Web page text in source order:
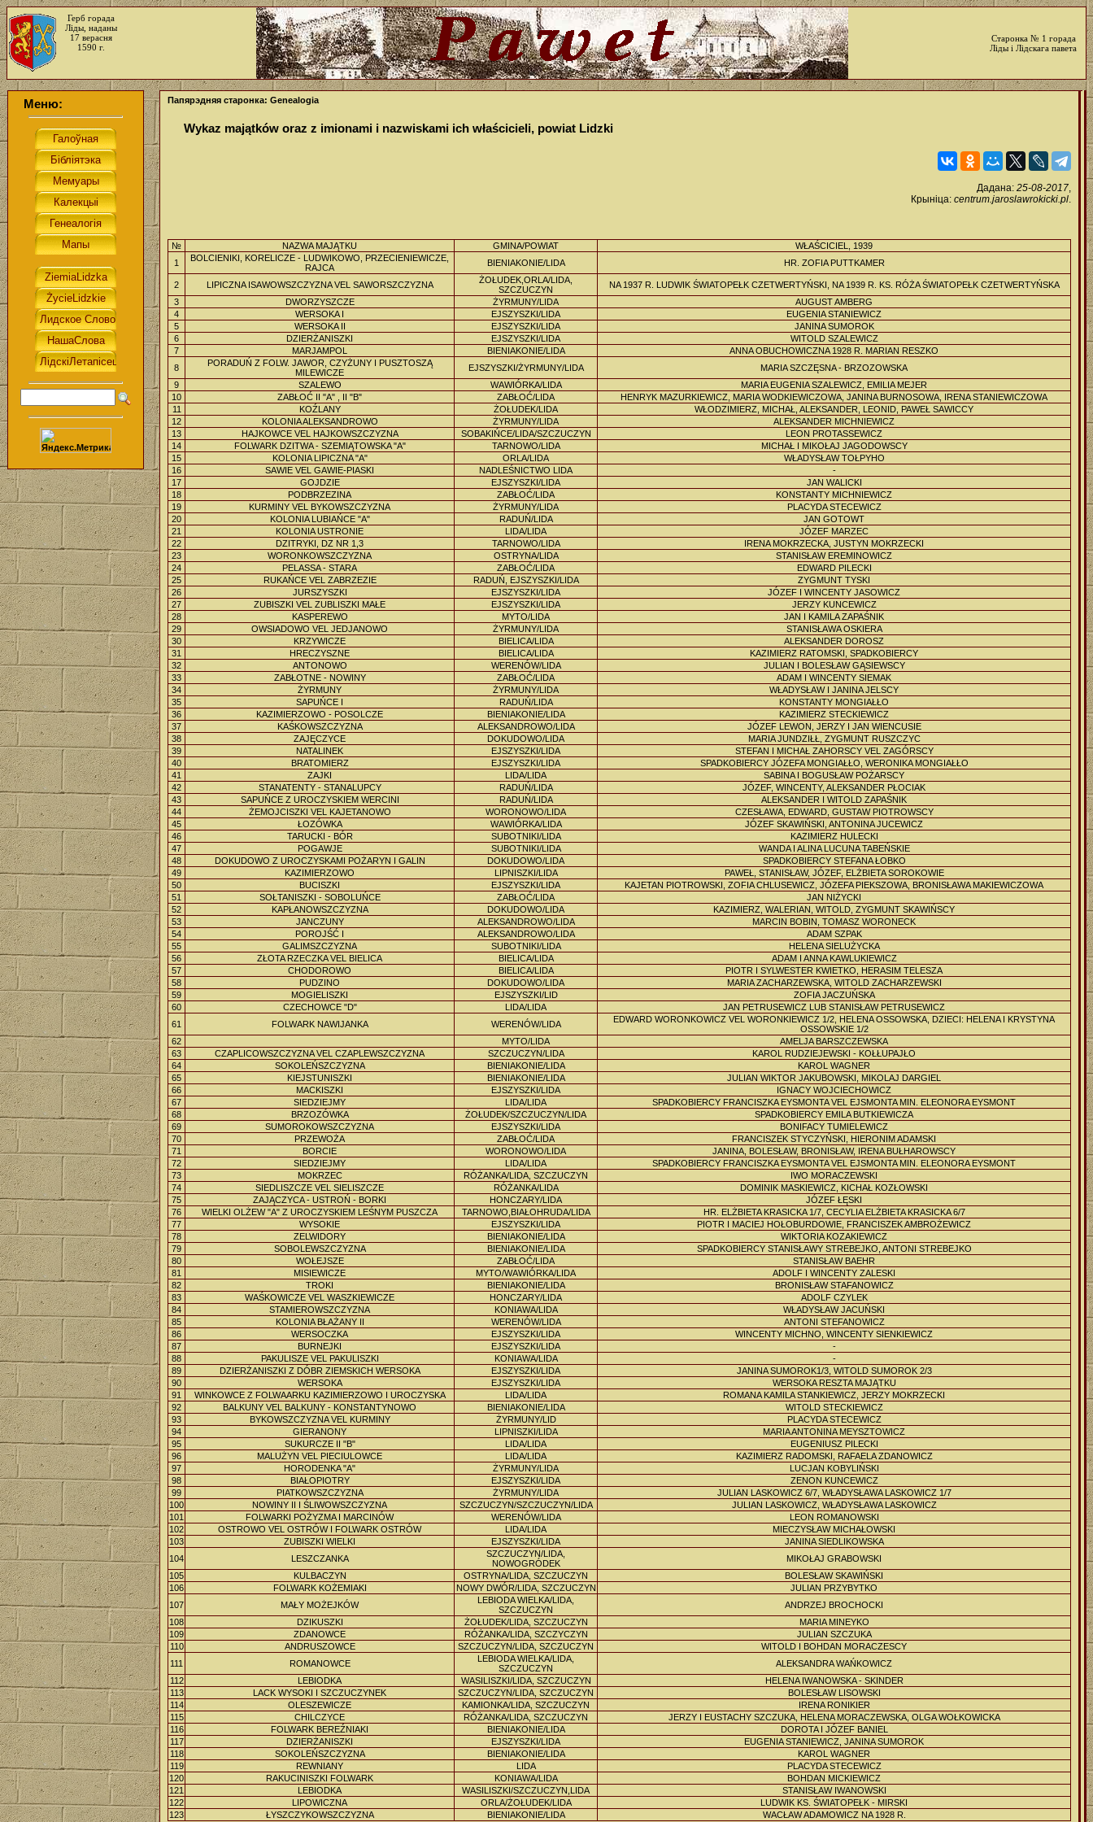
Герб горада
Ліды, наданы
17 верасня
1590 г.
Старонка № 1 горада
Ліды і Лідскага павета
Меню: Папярэдняя старонка: Genealogia
Wykaz majątków oraz z imionami i nazwiskami ich właścicieli, powiat Lidzki
Дадана: 25-08-2017,
Крыніца: centrum.jaroslawrokicki.pl.
№ NAZWA MAJĄTKU GMINA/POWIAT
WŁAŚCICIEL, 1939
1
BOLCIENIKI, KORELICZE - LUDWIKOWO, PRZECIENIEWICZE,
RAJCA
BIENIAKONIE/LIDA HR. ZOFIA PUTTKAMER
2 LIPICZNA ISAWOWSZCZYZNA VEL SAWORSZCZYZNA
ŻOŁUDEK,ORLA/LIDA,
SZCZUCZYN
NA 1937 R. LUDWIK ŚWIATOPEŁK CZETWERTYŃSKI, NA 1939 R. KS. RÓŻA ŚWIATOPEŁK CZETWERTYŃSKA
3
DWORZYSZCZE ŻYRMUNY/LIDA
AUGUST AMBERG
4
WERSOKA I EJSZYSZKI/LIDA
EUGENIA STANIEWICZ
5
WERSOKA II EJSZYSZKI/LIDA
JANINA SUMOROK
6
DZIERŻANISZKI EJSZYSZKI/LIDA
WITOLD SZALEWICZ
7
MARJAMPOL BIENIAKONIE/LIDA
ANNA OBUCHOWICZNA 1928 R. MARIAN RESZKO
8
PORADUŃ Z FOLW. JAWOR, CZYŻUNY I PUSZTOSZĄ
MILEWICZE
EJSZYSZKI/ŻYRMUNY/LIDA
MARIA SZCZĘSNA - BRZOZOWSKA
9
SZALEWO WAWIÓRKA/LIDA
MARIA EUGENIA SZALEWICZ, EMILIA MEJER
10
ZABŁOĆ II "A" , II "B" ZABŁOĆ/LIDA
HENRYK MAZURKIEWICZ, MARIA WODKIEWICZOWA, JANINA BURNOSOWA, IRENA STANIEWICZOWA
11
KOŹLANY ŻOŁUDEK/LIDA
WŁODZIMIERZ, MICHAŁ, ALEKSANDER, LEONID, PAWEŁ SAWICCY
12
KOLONIA ALEKSANDROWO ŻYRMUNY/LIDA
ALEKSANDER MICHNIEWICZ
13
HAJKOWCE VEL HAJKOWSZCZYZNA SOBAKIŃCE/LIDA/SZCZUCZYN
LEON PROTASSEWICZ
14
FOLWARK DZITWA - SZEMIĄTOWSKA "A" TARNOWO/LIDA
MICHAŁ I MIKOŁAJ JAGODOWSCY
15
KOLONIA LIPICZNA "A" ORLA/LIDA
WŁADYSŁAW TOŁPYHO
16
SAWIE VEL GAWIE-PIASKI NADLEŚNICTWO LIDA
-
17
GOJDZIE EJSZYSZKI/LIDA
JAN WALICKI
18
PODBRZEZINA ZABŁOĆ/LIDA
KONSTANTY MICHNIEWICZ
19
KURMINY VEL BYKOWSZCZYZNA ŻYRMUNY/LIDA
PLACYDA STECEWICZ
20
KOLONIA LUBIAŃCE "A" RADUŃ/LIDA
JAN GOTOWT
21
KOLONIA USTRONIE LIDA/LIDA
JÓZEF MARZEC
22
DZITRYKI, DZ NR 1,3 TARNOWO/LIDA
IRENA MOKRZECKA, JUSTYN MOKRZECKI
23
WORONKOWSZCZYZNA OSTRYNA/LIDA
STANISŁAW EREMINOWICZ
24
PELASSA - STARA ZABŁOĆ/LIDA
EDWARD PILECKI
25
RUKAŃCE VEL ZABRZEZIE RADUŃ, EJSZYSZKI/LIDA
ZYGMUNT TYSKI
26
JURSZYSZKI EJSZYSZKI/LIDA
JÓZEF I WINCENTY JASOWICZ
27
ZUBISZKI VEL ZUBLISZKI MAŁE EJSZYSZKI/LIDA
JERZY KUNCEWICZ
28
KASPEREWO MYTO/LIDA
JAN I KAMILA ZAPAŚNIK
29
OWSIADOWO VEL JEDJANOWO ŻYRMUNY/LIDA
STANISŁAWA OSKIERA
30
KRZYWICZE BIELICA/LIDA
ALEKSANDER DOROSZ
31
HRECZYSZNE BIELICA/LIDA
KAZIMIERZ RATOMSKI, SPADKOBIERCY
32
ANTONOWO WERENÓW/LIDA
JULIAN I BOLESŁAW GĄSIEWSCY
33
ZABŁOTNE - NOWINY ZABŁOĆ/LIDA
ADAM I WINCENTY SIEMAK
34
ŻYRMUNY ŻYRMUNY/LIDA
WŁADYSŁAW I JANINA JELSCY
35
SAPUŃCE I RADUŃ/LIDA
KONSTANTY MONGIAŁŁO
36
KAZIMIERZOWO - POSOLCZE BIENIAKONIE/LIDA
KAZIMIERZ STECKIEWICZ
37
KAŚKOWSZCZYZNA ALEKSANDROWO/LIDA
JÓZEF LEWON, JERZY I JAN WIENCUSIE
38
ZAJĘCZYCE DOKUDOWO/LIDA
MARIA JUNDZIŁŁ, ZYGMUNT RUSZCZYC
39
NATALINEK EJSZYSZKI/LIDA
STEFAN I MICHAŁ ZAHORSCY VEL ZAGÓRSCY
40
BRATOMIERZ EJSZYSZKI/LIDA
SPADKOBIERCY JÓZEFA MONGIAŁŁO, WERONIKA MONGIAŁŁO
41
ZAJKI LIDA/LIDA
SABINA I BOGUSŁAW POŻARSCY
42
STANATENTY - STANALUPCY RADUŃ/LIDA
JÓZEF, WINCENTY, ALEKSANDER PŁOCIAK
43
SAPUŃCE Z UROCZYSKIEM WERCINI RADUŃ/LIDA
ALEKSANDER I WITOLD ZAPAŚNIK
44
ŻEMOJCISZKI VEL KAJETANOWO WORONOWO/LIDA
CZESŁAWA, EDWARD, GUSTAW PIOTROWSCY
45
ŁOZÓWKA WAWIÓRKA/LIDA
JÓZEF SKAWIŃSKI, ANTONINA JUCEWICZ
46
TARUCKI - BÓR SUBOTNIKI/LIDA
KAZIMIERZ HULECKI
47
POGAWJE SUBOTNIKI/LIDA
WANDA I ALINA LUCUNA TABEŃSKIE
48
DOKUDOWO Z UROCZYSKAMI POŻARYN I GALIN DOKUDOWO/LIDA
SPADKOBIERCY STEFANA ŁOBKO
49
KAZIMIERZOWO LIPNISZKI/LIDA
PAWEŁ, STANISŁAW, JÓZEF, ELŻBIETA SOROKOWIE
50
BUCISZKI EJSZYSZKI/LIDA
KAJETAN PIOTROWSKI, ZOFIA CHLUSEWICZ, JÓZEFA PIEKSZOWA, BRONISŁAWA MAKIEWICZOWA
51
SOŁTANISZKI - SOBOLUŃCE ZABŁOĆ/LIDA
JAN NIŻYCKI
52
KAPŁANOWSZCZYZNA DOKUDOWO/LIDA
KAZIMIERZ, WALERIAN, WITOLD, ZYGMUNT SKAWIŃSCY
53
JANCZUNY ALEKSANDROWO/LIDA
MARCIN BOBIN, TOMASZ WORONECK
54
POROJŚĆ I ALEKSANDROWO/LIDA
ADAM SZPAK
55
GALIMSZCZYZNA SUBOTNIKI/LIDA
HELENA SIELUŻYCKA
56
ZŁOTA RZECZKA VEL BIELICA BIELICA/LIDA
ADAM I ANNA KAWLUKIEWICZ
57
CHODOROWO BIELICA/LIDA
PIOTR I SYLWESTER KWIETKO, HERASIM TELESZA
58
PUDZINO DOKUDOWO/LIDA
MARIA ZACHARZEWSKA, WITOLD ZACHARZEWSKI
59
MOGIELISZKI EJSZYSZKI/LID
ZOFIA JACZUŃSKA
60
CZECHOWCE "D" LIDA/LIDA
JAN PETRUSEWICZ LUB STANISŁAW PETRUSEWICZ
61
FOLWARK NAWIJANKA WERENÓW/LIDA
EDWARD WORONKOWICZ VEL WORONKIEWICZ 1/2, HELENA OSSOWSKA, DZIECI: HELENA I KRYSTYNA
OSSOWSKIE 1/2
62
MYTO/LIDA
AMELJA BARSZCZEWSKA
63
CZAPLICOWSZCZYZNA VEL CZAPLEWSZCZYZNA SZCZUCZYN/LIDA
KAROL RUDZIEJEWSKI - KOŁŁUPAJŁO
64
SOKOLEŃSZCZYZNA BIENIAKONIE/LIDA
KAROL WAGNER
65
KIEJSTUNISZKI BIENIAKONIE/LIDA
JULIAN WIKTOR JAKUBOWSKI, MIKOLAJ DARGIEL
66
MACKISZKI EJSZYSZKI/LIDA
IGNACY WOJCIECHOWICZ
67
SIEDZIEJMY LIDA/LIDA
SPADKOBIERCY FRANCISZKA EYSMONTA VEL EJSMONTA MIN. ELEONORA EYSMONT
68
BRZOZÓWKA ŻOŁUDEK/SZCZUCZYN/LIDA
SPADKOBIERCY EMILA BUTKIEWICZA
69
SUMOROKOWSZCZYZNA EJSZYSZKI/LIDA
BONIFACY TUMIELEWICZ
70
PRZEWOŻA ZABŁOĆ/LIDA
FRANCISZEK STYCZYŃSKI, HIERONIM ADAMSKI
71
BORCIE WORONOWO/LIDA
JANINA, BOLESŁAW, BRONISŁAW, IRENA BUŁHAROWSCY
72
SIEDZIEJMY LIDA/LIDA
SPADKOBIERCY FRANCISZKA EYSMONTA VEL EJSMONTA MIN. ELEONORA EYSMONT
73
MOKRZEC RÓŻANKA/LIDA, SZCZUCZYN
IWO MORACZEWSKI
74
SIEDLISZCZE VEL SIELISZCZE RÓŻANKA/LIDA
DOMINIK MASKIEWICZ, KICHAŁ KOZŁOWSKI
75
ZAJĄCZYCA - USTROŃ - BORKI HONCZARY/LIDA
JÓZEF ŁĘSKI
76
WIELKI OLŻEW "A" Z UROCZYSKIEM LEŚNYM PUSZCZA TARNOWO,BIAŁOHRUDA/LIDA
HR. ELŻBIETA KRASICKA 1/7, CECYLIA ELŻBIETA KRASICKA 6/7
77
WYSOKIE EJSZYSZKI/LIDA
PIOTR I MACIEJ HOŁOBURDOWIE, FRANCISZEK AMBROŻEWICZ
78
ZELWIDORY BIENIAKONIE/LIDA
WIKTORIA KOZAKIEWICZ
79
SOBOLEWSZCZYZNA BIENIAKONIE/LIDA
SPADKOBIERCY STANISŁAWY STREBEJKO, ANTONI STREBEJKO
80
WOŁEJSZE ZABŁOĆ/LIDA
STANISŁAW BAEHR
81
MISIEWICZE MYTO/WAWIÓRKA/LIDA
ADOLF I WINCENTY ZALESKI
82
TROKI BIENIAKONIE/LIDA
BRONISŁAW STAFANOWICZ
83
WAŚKOWICZE VEL WASZKIEWICZE HONCZARY/LIDA
ADOLF CZYLEK
84
STAMIEROWSZCZYZNA KONIAWA/LIDA
WŁADYSŁAW JACUŃSKI
85
KOLONIA BŁAŻANY II WERENÓW/LIDA
ANTONI STEFANOWICZ
86
WERSOCZKA EJSZYSZKI/LIDA
WINCENTY MICHNO, WINCENTY SIENKIEWICZ
87
BURNEJKI EJSZYSZKI/LIDA
-
88
PAKULISZE VEL PAKULISZKI KONIAWA/LIDA
-
89
DZIERŻANISZKI Z DÓBR ZIEMSKICH WERSOKA EJSZYSZKI/LIDA
JANINA SUMOROK1/3, WITOLD SUMOROK 2/3
90
WERSOKA EJSZYSZKI/LIDA
WERSOKA RESZTA MAJĄTKU
91
WINKOWCE Z FOLWAARKU KAZIMIERZOWO I UROCZYSKA LIDA/LIDA
ROMANA KAMILA STANKIEWICZ, JERZY MOKRZECKI
92
BALKUNY VEL BALKUNY - KONSTANTYNOWO BIENIAKONIE/LIDA
WITOLD STECKIEWICZ
93
BYKOWSZCZYZNA VEL KURMINY ŻYRMUNY/LID
PLACYDA STECEWICZ
94
GIERANONY LIPNISZKI/LIDA
MARIA ANTONINA MEYSZTOWICZ
95
SUKURCZE II "B" LIDA/LIDA
EUGENIUSZ PILECKI
96
MALUŻYN VEL PIECIULOWCE LIDA/LIDA
KAZIMIERZ RADOMSKI, RAFAELA ZDANOWICZ
97
HORODENKA "A" ŻYRMUNY/LIDA
LUCJAN KOBYLIŃSKI
98
BIAŁOPIOTRY EJSZYSZKI/LIDA
ZENON KUNCEWICZ
99
PIATKOWSZCZYZNA ŻYRMUNY/LIDA
JULIAN LASKOWICZ 6/7, WŁADYSŁAWA LASKOWICZ 1/7
100
NOWINY II I ŚLIWOWSZCZYZNA SZCZUCZYN/SZCZUCZYN/LIDA
JULIAN LASKOWICZ, WŁADYSŁAWA LASKOWICZ
101
FOLWARKI POŻYZMA I MARCINÓW WERENÓW/LIDA
LEON ROMANOWSKI
102
OSTROWO VEL OSTRÓW I FOLWARK OSTRÓW LIDA/LIDA
MIECZYSŁAW MICHAŁOWSKI
103
ZUBISZKI WIELKI EJSZYSZKI/LIDA
JANINA SIEDLIKOWSKA
104
LESZCZANKA
SZCZUCZYN/LIDA,
NOWOGRÓDEK
MIKOŁAJ GRABOWSKI
105
KULBACZYN OSTRYNA/LIDA, SZCZUCZYN
BOLESŁAW SKAWIŃSKI
106
FOLWARK KOŻEMIAKI NOWY DWÓR/LIDA, SZCZUCZYN
JULIAN PRZYBYTKO
107
MAŁY MOŻEJKÓW
LEBIODA WIELKA/LIDA,
SZCZUCZYN
ANDRZEJ BROCHOCKI
108
DZIKUSZKI ŻOŁUDEK/LIDA, SZCZUCZYN
MARIA MINEYKO
109
ZDANOWCE RÓŻANKA/LIDA, SZCZYCZYN
JULIAN SZCZUKA
110
ANDRUSZOWCE SZCZUCZYN/LIDA, SZCZUCZYN
WITOLD I BOHDAN MORACZESCY
111
ROMANOWCE
LEBIODA WIELKA/LIDA,
SZCZUCZYN
ALEKSANDRA WAŃKOWICZ
112
LEBIODKA WASILISZKI/LIDA, SZCZUCZYN
HELENA IWANOWSKA - SKINDER
113
LACK WYSOKI I SZCZUCZYNEK SZCZUCZYN/LIDA, SZCZUCZYN
BOLESŁAW LISOWSKI
114
OLESZEWICZE KAMIONKA/LIDA, SZCZUCZYN
IRENA RONIKIER
115
CHILCZYCE RÓŻANKA/LIDA, SZCZUCZYN
JERZY I EUSTACHY SZCZUKA, HELENA MORACZEWSKA, OLGA WOŁKOWICKA
116
FOLWARK BEREŹNIAKI BIENIAKONIE/LIDA
DOROTA I JÓZEF BANIEL
117
DZIERŻANISZKI EJSZYSZKI/LIDA
EUGENIA STANIEWICZ, JANINA SUMOROK
118
SOKOLEŃSZCZYZNA BIENIAKONIE/LIDA
KAROL WAGNER
119
REWNIANY LIDA
PLACYDA STECEWICZ
120
RAKUCINISZKI FOLWARK KONIAWA/LIDA
BOHDAN MICKIEWICZ
121
LEBIODKA WASILISZKI/SZCZUCZYN,LIDA
STANISŁAW IWANOWSKI
122
LIPOWICZNA ORLA/ŻOŁUDEK/LIDA
LUDWIK KS. ŚWIATOPEŁK - MIRSKI
123
ŁYSZCZYKOWSZCZYZNA BIENIAKONIE/LIDA WACŁAW ADAMOWICZ NA 1928 R.